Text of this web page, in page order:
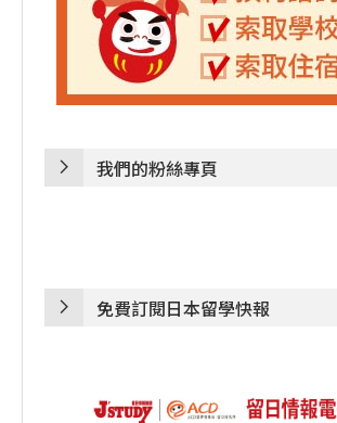
我們的粉絲專頁
免費訂閱日本留學快報